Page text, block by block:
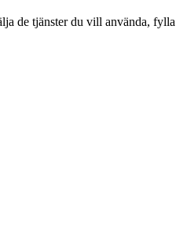
de tjänster du vill använda,